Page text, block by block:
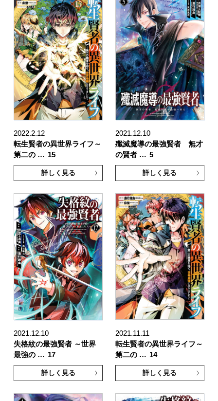
2022.2.12
転生賢者の異世界ライフ～
第二の … 15
詳しく見る
2021.12.10
殲滅魔導の最強賢者 無才
の賢者 … 5
詳しく見る
2021.12.10
失格紋の最強賢者 ～世界
最強の … 17
詳しく見る
2021.11.11
転生賢者の異世界ライフ～
第二の … 14
詳しく見る